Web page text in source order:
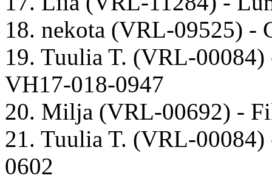
18. nekota (VRL-09525) -
19. Tuulia T. (VRL-
VH17-018-0947
20. Milja (VRL-00692) -
21. Tuulia T. (VRL-
0602